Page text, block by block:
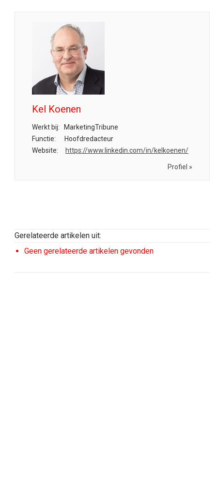
Kel Koenen
Werkt bij:
MarketingTribune
Functie:
Hoofdredacteur
Website:
https://www.linkedin.com/in/kelkoenen/
Profiel »
Gerelateerde artikelen uit:
Geen gerelateerde artikelen gevonden